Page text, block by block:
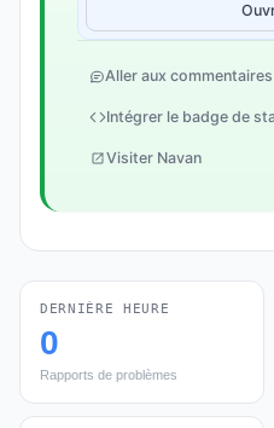
Aller aux commentaires
Intégrer le badge de
Visiter Navan
DERNIÈRE HEURE
0
Rapports de problèmes